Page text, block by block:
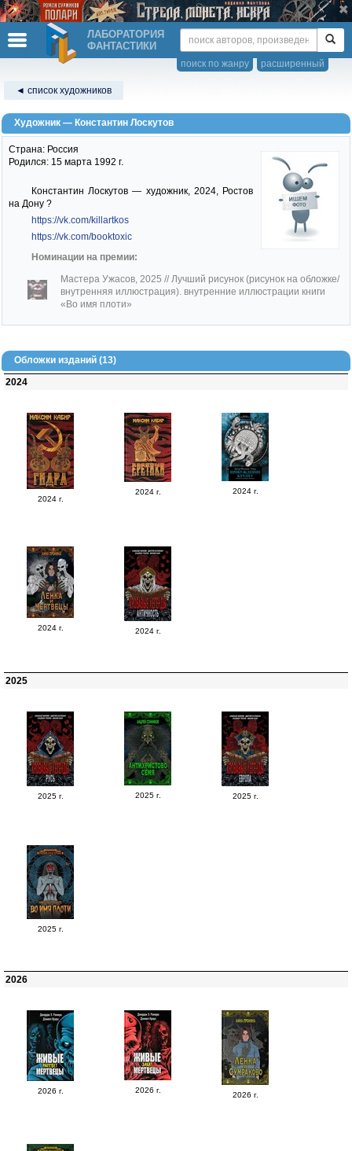
ЛАБОРАТОРИЯ
ФАНТАСТИКИ
расширенный
поиск по жанру
◄ список художников
Художник — Константин Лоскутов
Страна: Россия
Родился: 15 марта 1992 г.
Константин Лоскутов — художник, 2024, Ростов
на Дону ?
https://vk.com/killartkos
https://vk.com/booktoxic
Номинации на премии:
Мастера Ужасов, 2025 // Лучший рисунок (рисунок на обложке/
внутренняя иллюстрация). внутренние иллюстрации книги
«Во имя плоти»
Обложки изданий (13)
2024
2024 г.
2024 г. 2024 г.
2024 г. 2024 г.
2025
2025 г. 2025 г. 2025 г.
2025 г.
2026
2026 г. 2026 г.
2026 г.